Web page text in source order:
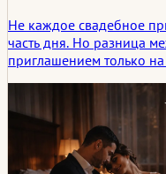
Не каждое свадебное
часть дня. Но разница
приглашением только
статья рассматривает,
тактично и таким
ритуальному значению
реальности празднования.